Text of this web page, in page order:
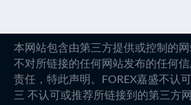
本网站包含由第三方提供或控制的
不对所链接的任何网站发布的任何
责任，特此声明。FOREX嘉盛不认
三 不认可或推荐所链接到的第三方